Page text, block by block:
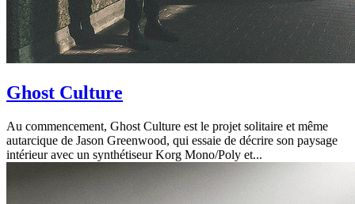
Ghost Culture
Au commencement, Ghost Culture est le projet solitaire et même
autarcique de Jason Greenwood, qui essaie de décrire son paysage
intérieur avec un synthétiseur Korg Mono/Poly et...